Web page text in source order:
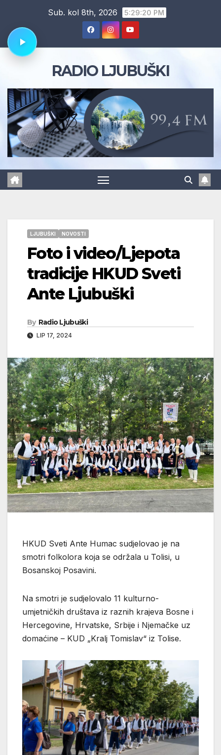
content
Sub. kol 8th, 2026 5:29:23 PM
RADIO LJUBUŠKI
LJUBUŠKI NOVOSTI
Foto i video/Ljepota
tradicije HKUD Sveti
Ante Ljubuški
By Radio Ljubuški
LIP 17, 2024
HKUD Sveti Ante Humac sudjelovao je na
smotri folkolora koja se održala u Tolisi, u
Bosanskoj Posavini.
Na smotri je sudjelovalo 11 kulturno-
umjetničkih društava iz raznih krajeva Bosne i
Hercegovine, Hrvatske, Srbije i Njemačke uz
domaćine – KUD „Kralj Tomislav“ iz Tolise.